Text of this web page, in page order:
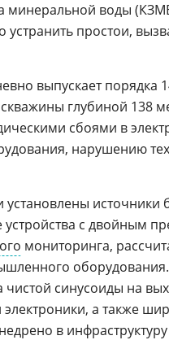
минеральной воды
устранить простои,
выпускает порядка
глубиной 138
сбоями в
нарушению
источники
с двойным
мониторинга,
оборудования.
синусоиды на
а также
в инфраструктуру